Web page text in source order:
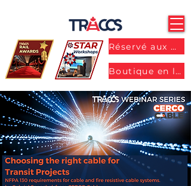
Réservé aux membres
Boutique en ligne